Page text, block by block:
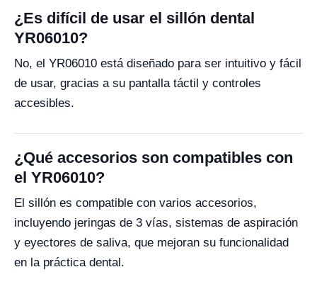
¿Es difícil de usar el sillón dental
YR06010?
No, el YR06010 está diseñado para ser intuitivo y fácil
de usar, gracias a su pantalla táctil y controles
accesibles.
¿Qué accesorios son compatibles con
el YR06010?
El sillón es compatible con varios accesorios,
incluyendo jeringas de 3 vías, sistemas de aspiración
y eyectores de saliva, que mejoran su funcionalidad
en la práctica dental.